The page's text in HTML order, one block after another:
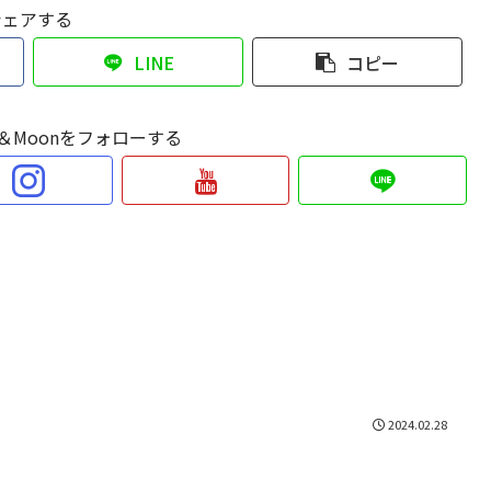
アする
LINE コピー
Moonをフォローする
2024.02.28